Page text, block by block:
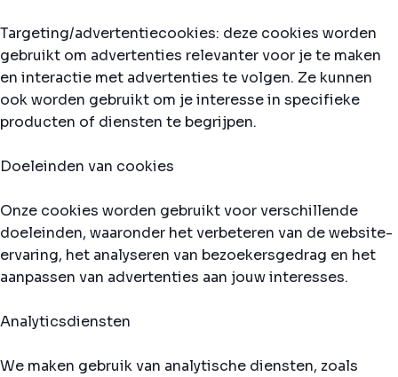
Targeting/advertentiecookies: deze cookies worden
gebruikt om advertenties relevanter voor je te maken
en interactie met advertenties te volgen. Ze kunnen
ook worden gebruikt om je interesse in specifieke
producten of diensten te begrijpen.
Doeleinden van cookies
Onze cookies worden gebruikt voor verschillende
doeleinden, waaronder het verbeteren van de website-
ervaring, het analyseren van bezoekersgedrag en het
aanpassen van advertenties aan jouw interesses.
Analyticsdiensten
We maken gebruik van analytische diensten, zoals